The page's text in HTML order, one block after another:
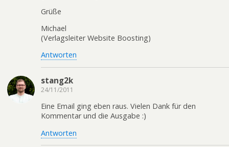
Grüße
Michael
(Verlagsleiter Website Boosting)
Antworten
stang2k
24/11/2011
Eine Email ging eben raus. Vielen Dank für den
Kommentar und die Ausgabe :)
Antworten